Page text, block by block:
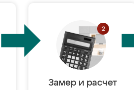
Замер и расчет